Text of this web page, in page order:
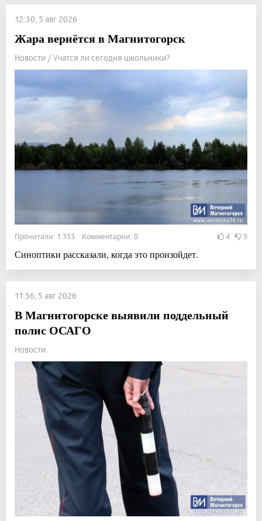
12:30, 5 авг 2026
Жара вернётся в Магнитогорск
Новости / Учатся ли сегодня школьники?
Прочитали: 1 353 Комментарии: 0 4 5
Синоптики рассказали, когда это произойдет.
11:56, 5 авг 2026
В Магнитогорске выявили поддельный
полис ОСАГО
Новости